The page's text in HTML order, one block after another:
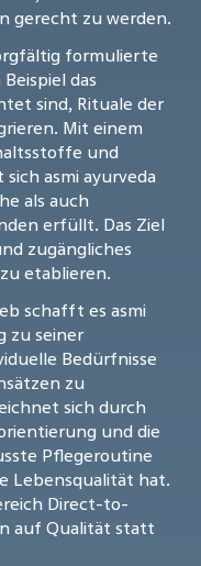
gerecht zu werden.
formulierte
das
sind, Rituale der
Mit einem
und
asmi ayurveda
als auch
erfüllt. Das Ziel
zugängliches
etablieren.
schafft es asmi
zu seiner
Bedürfnisse
zu
sich durch
und die
Pflegeroutine
Lebensqualität hat.
Direct-to-
auf Qualität statt